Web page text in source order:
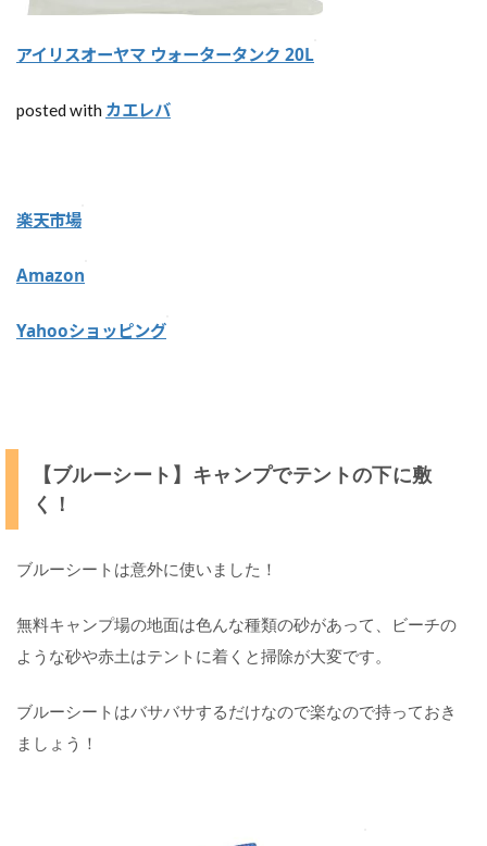
アイリスオーヤマ ウォータータンク 20L
posted with カエレバ
楽天市場
Amazon
Yahooショッピング
【ブルーシート】キャンプでテントの下に敷
く！
ブルーシートは意外に使いました！
無料キャンプ場の地面は色んな種類の砂があって、ビーチの
ような砂や赤土はテントに着くと掃除が大変です。
ブルーシートはバサバサするだけなので楽なので持っておき
ましょう！